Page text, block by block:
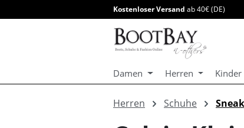
Zur Hauptnavigation springen
Kostenloser Versand ab 40€ (DE)
Damen Herren Kinder
Herren Schuhe